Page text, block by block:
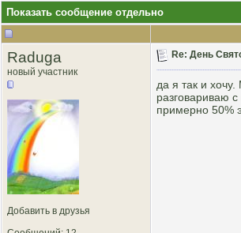
Показать сообщение отдельно
Raduga
новый участник
Добавить в друзья
Re: День
да я так и
разговариваю
примерно 50%